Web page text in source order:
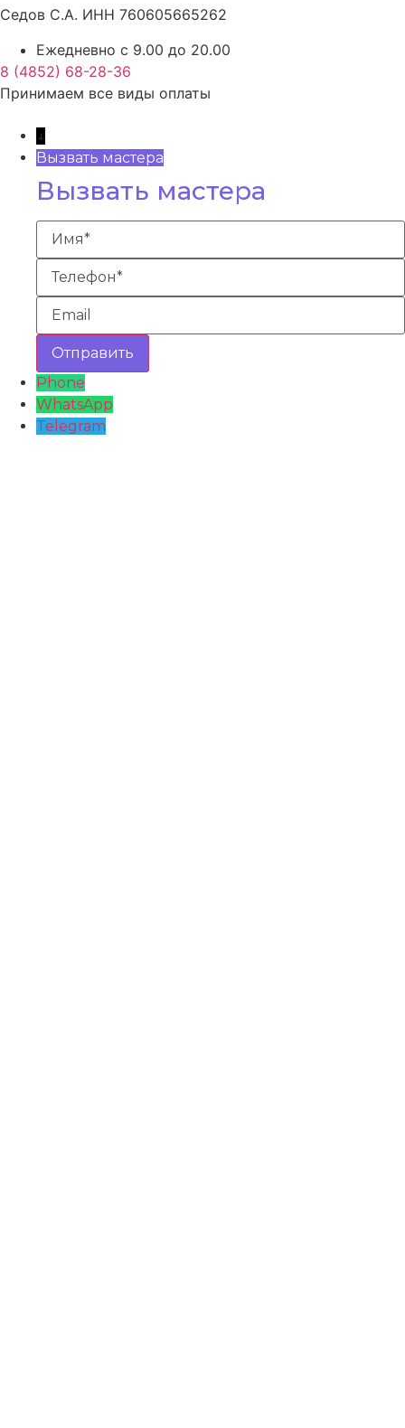
Седов С.А. ИНН 760605665262
Ежедневно с 9.00 до 20.00
8 (4852) 68-28-36
Принимаем все виды оплаты
↓
Вызвать мастера
Вызвать мастера
Phone
WhatsApp
Telegram